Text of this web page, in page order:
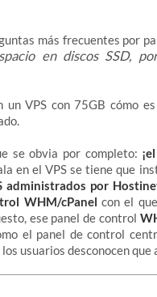
más frecuentes por
en discos SSD,
VPS con 75GB cómo
se obvia por completo:
en el VPS se tiene que
administrados por
WHM/cPanel con el
ese panel de control
el panel de control
usuarios desconocen que